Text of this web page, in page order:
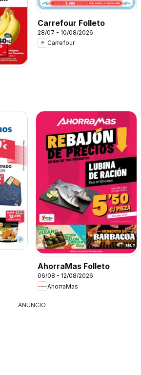
Carrefour Folleto
28/07 - 10/08/2026
Carrefour
AhorraMas Folleto
06/08 - 12/08/2026
AhorraMas
ANUNCIO